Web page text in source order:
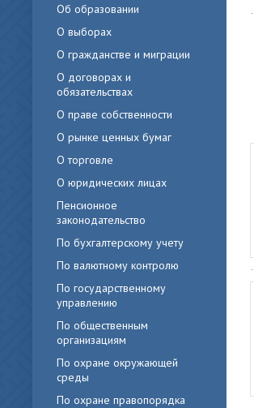
Об образовании
О выборах
О гражданстве и миграции
О договорах и
обязательствах
О праве собственности
О рынке ценных бумаг
О торговле
О юридических лицах
Пенсионное
законодательство
По бухгалтерскому учету
По валютному контролю
По государственному
управлению
По общественным
организациям
По охране окружающей
среды
По охране правопорядка